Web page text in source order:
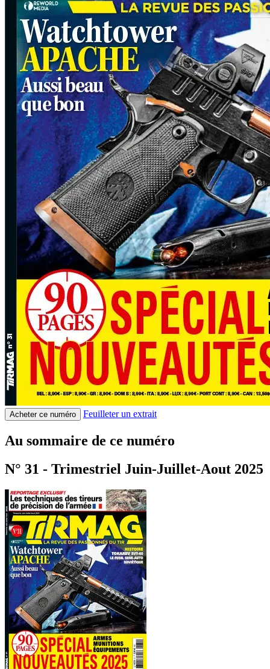
Acheter ce numéro Feuilleter un extrait
Au sommaire de ce numéro
N° 31 - Trimestriel Juin-Juillet-Aout 2025